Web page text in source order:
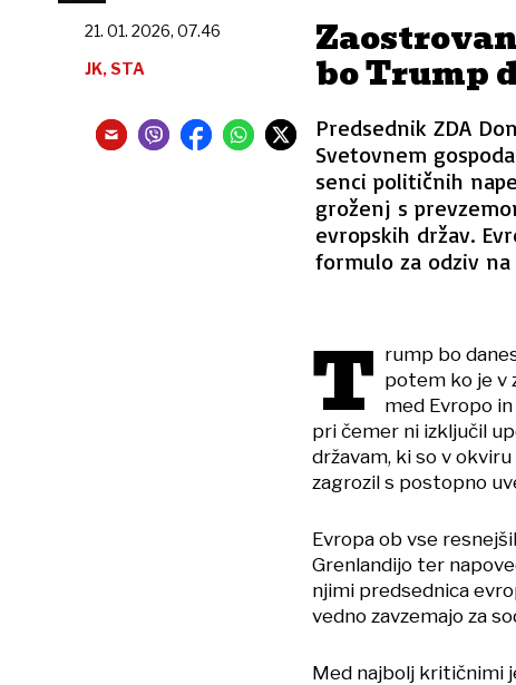
bo Trump
Predsednik ZDA
Svetovnem
senci političnih
groženj s
evropskih držav.
formulo za odziv
21. 01. 2026, 07.46
JK, STA
T rump bo
potem ko je v
med Evropo
pri čemer ni izključil
državam, ki so v
zagrozil s postopno
Evropa ob vse
Grenlandijo ter
njimi predsednica
vedno zavzemajo za
Med najbolj kritičnimi